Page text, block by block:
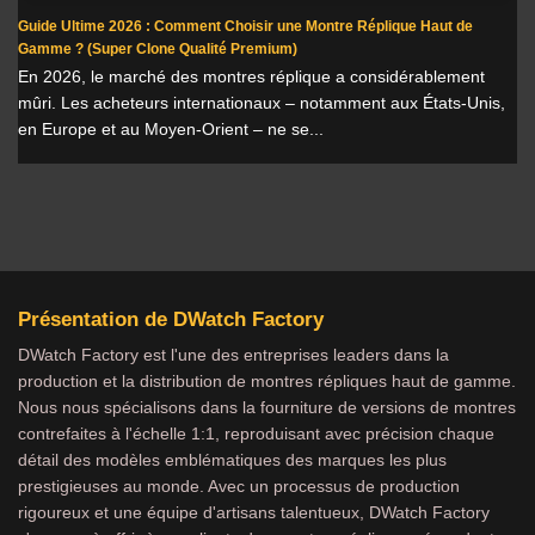
Guide Ultime 2026 : Comment Choisir une Montre Réplique Haut de
Gamme ? (Super Clone Qualité Premium)
En 2026, le marché des montres réplique a considérablement
mûri. Les acheteurs internationaux – notamment aux États-Unis,
en Europe et au Moyen-Orient – ne se...
Présentation de DWatch Factory
DWatch Factory est l'une des entreprises leaders dans la
production et la distribution de montres répliques haut de gamme.
Nous nous spécialisons dans la fourniture de versions de montres
contrefaites à l'échelle 1:1, reproduisant avec précision chaque
détail des modèles emblématiques des marques les plus
prestigieuses au monde. Avec un processus de production
rigoureux et une équipe d'artisans talentueux, DWatch Factory